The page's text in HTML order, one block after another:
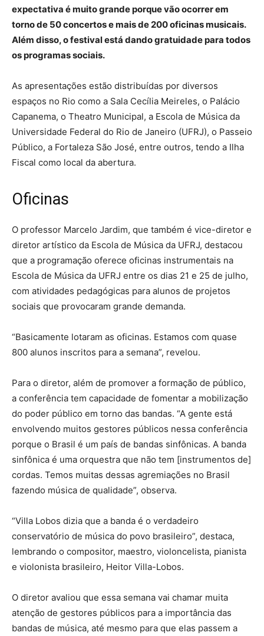
expectativa é muito grande porque vão ocorrer em
torno de 50 concertos e mais de 200 oficinas musicais.
Além disso, o festival está dando gratuidade para todos
os programas sociais.
As apresentações estão distribuídas por diversos
espaços no Rio como a Sala Cecília Meireles, o Palácio
Capanema, o Theatro Municipal, a Escola de Música da
Universidade Federal do Rio de Janeiro (UFRJ), o Passeio
Público, a Fortaleza São José, entre outros, tendo a Ilha
Fiscal como local da abertura.
Oficinas
O professor Marcelo Jardim, que também é vice-diretor e
diretor artístico da Escola de Música da UFRJ, destacou
que a programação oferece oficinas instrumentais na
Escola de Música da UFRJ entre os dias 21 e 25 de julho,
com atividades pedagógicas para alunos de projetos
sociais que provocaram grande demanda.
“Basicamente lotaram as oficinas. Estamos com quase
800 alunos inscritos para a semana”, revelou.
Para o diretor, além de promover a formação de público,
a conferência tem capacidade de fomentar a mobilização
do poder público em torno das bandas. “A gente está
envolvendo muitos gestores públicos nessa conferência
porque o Brasil é um país de bandas sinfônicas. A banda
sinfônica é uma orquestra que não tem [instrumentos de]
cordas. Temos muitas dessas agremiações no Brasil
fazendo música de qualidade”, observa.
“Villa Lobos dizia que a banda é o verdadeiro
conservatório de música do povo brasileiro”, destaca,
lembrando o compositor, maestro, violoncelista, pianista
e violonista brasileiro, Heitor Villa-Lobos.
O diretor avaliou que essa semana vai chamar muita
atenção de gestores públicos para a importância das
bandas de música, até mesmo para que elas passem a